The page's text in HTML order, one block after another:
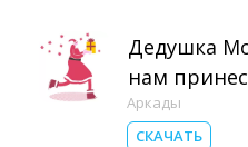
Дедушка
нам
Аркады
СКАЧАТЬ